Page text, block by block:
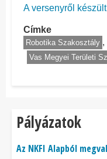
A versenyről
Címke
Robotika Szakosztály
Vas Megyei Területi
Pályázatok
Az NKFI Alapból